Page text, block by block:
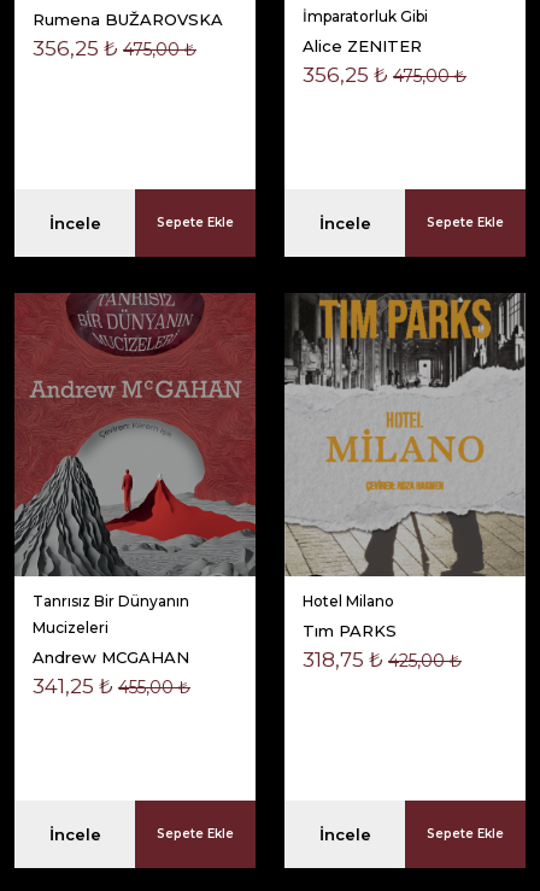
Rumena BUŽAROVSKA
356,25 ₺ 475,00 ₺
İncele Sepete Ekle
İmparatorluk Gibi
Alice ZENITER
356,25 ₺ 475,00 ₺
İncele Sepete Ekle
Tanrısız Bir Dünyanın
Mucizeleri
Andrew MCGAHAN
341,25 ₺ 455,00 ₺
İncele Sepete Ekle
Hotel Milano
Tım PARKS
318,75 ₺ 425,00 ₺
İncele Sepete Ekle